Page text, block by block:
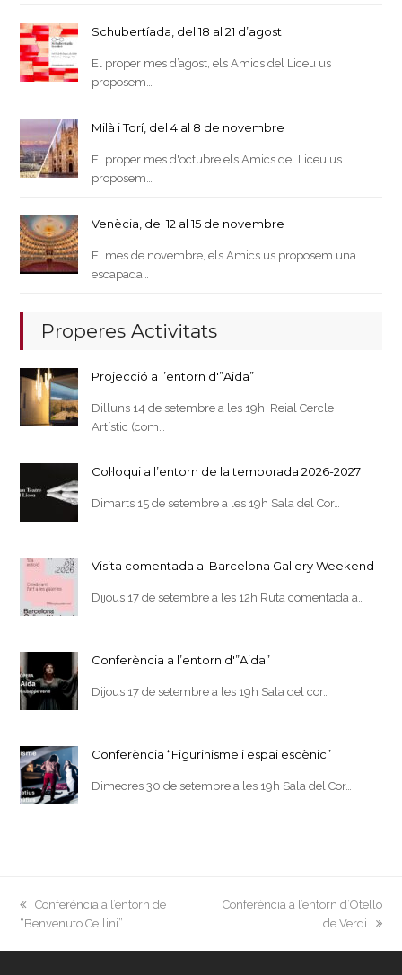
Schubertíada, del 18 al 21 d’agost
El proper mes d’agost, els Amics del Liceu us
proposem…
Milà i Torí, del 4 al 8 de novembre
El proper mes d'octubre els Amics del Liceu us
proposem…
Venècia, del 12 al 15 de novembre
El mes de novembre, els Amics us proposem una
escapada…
Properes Activitats
Projecció a l’entorn d'”Aida”
Dilluns 14 de setembre a les 19h Reial Cercle
Artístic (com…
Col·loqui a l’entorn de la temporada 2026-2027
Dimarts 15 de setembre a les 19h Sala del Cor…
Visita comentada al Barcelona Gallery Weekend
Dijous 17 de setembre a les 12h Ruta comentada a…
Conferència a l’entorn d'”Aida”
Dijous 17 de setembre a les 19h Sala del cor…
Conferència “Figurinisme i espai escènic”
Dimecres 30 de setembre a les 19h Sala del Cor…
previous
post:
Conferència a l’entorn de
“Benvenuto Cellini”
next
Conferència a l’entorn d’Otello
de Verdi